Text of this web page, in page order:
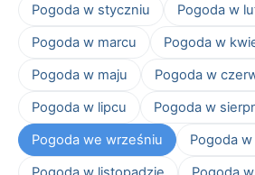
Pogoda w styczniu
Pogoda w
Pogoda w marcu
Pogoda w
Pogoda w maju
Pogoda w
Pogoda w lipcu
Pogoda w
Pogoda we wrześniu
Pogoda